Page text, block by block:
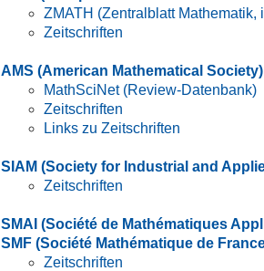
ZMATH (Zentralblatt
Zeitschriften
AMS (American Mathematical Society)
MathSciNet (Review-Datenbank)
Zeitschriften
Links zu Zeitschriften
SIAM (Society for Industrial and
Zeitschriften
SMAI (Société de Mathématiques
SMF (Société Mathématique de
Zeitschriften